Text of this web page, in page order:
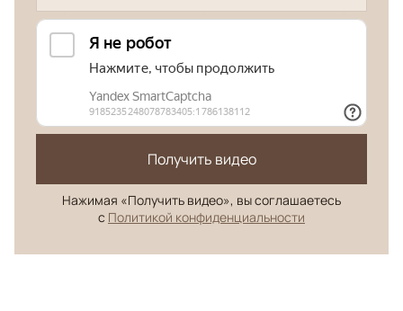
Получить видео
Нажимая «Получить видео», вы соглашаетесь
с Политикой конфиденциальности